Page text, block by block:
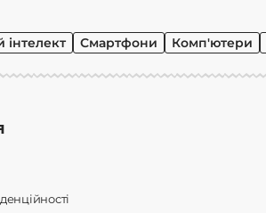
Смартфони Комп'ютери